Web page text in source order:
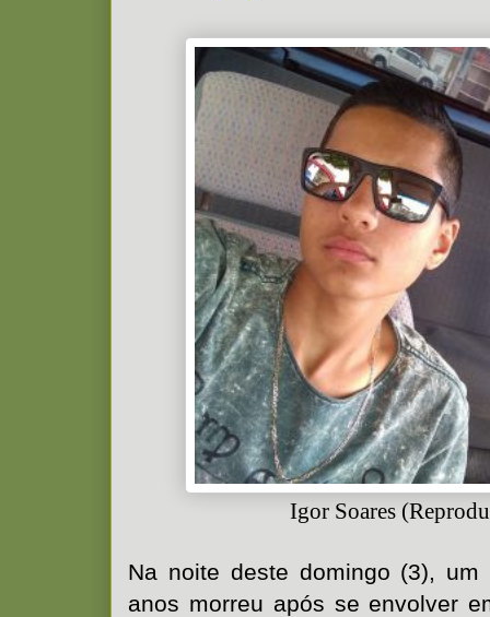
Igor Soares
Na noite deste domingo (3), um
anos morreu após se envolver